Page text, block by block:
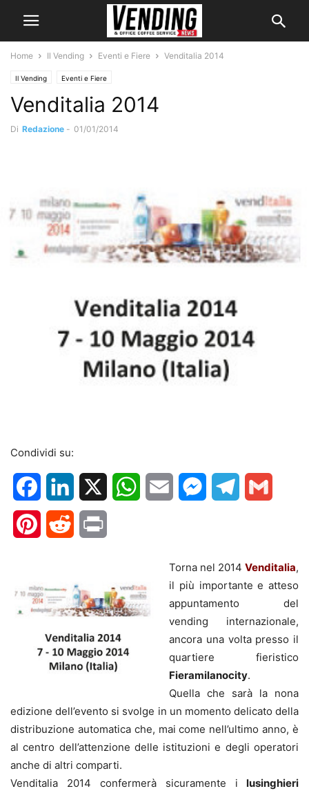
Home Il Vending Eventi e Fiere Venditalia 2014
Il Vending Eventi e Fiere
Venditalia 2014
Di Redazione - 01/01/2014
Condividi su:
FacebookLinkedIn WhatsApp
Email MessengerTelegram
PinterestReddit
Torna nel 2014 Venditalia,
il più importante e atteso
appuntamento del
vending internazionale,
ancora una volta presso il
quartiere fieristico
Fieramilanocity.
Quella che sarà la nona
edizione dell’evento si svolge in un momento delicato della
distribuzione automatica che, mai come nell’ultimo anno, è
al centro dell’attenzione delle istituzioni e degli operatori
anche di altri comparti.
Venditalia 2014 confermerà sicuramente i lusinghieri